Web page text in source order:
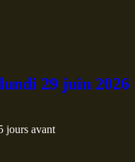
29 juin 2026
jours avant